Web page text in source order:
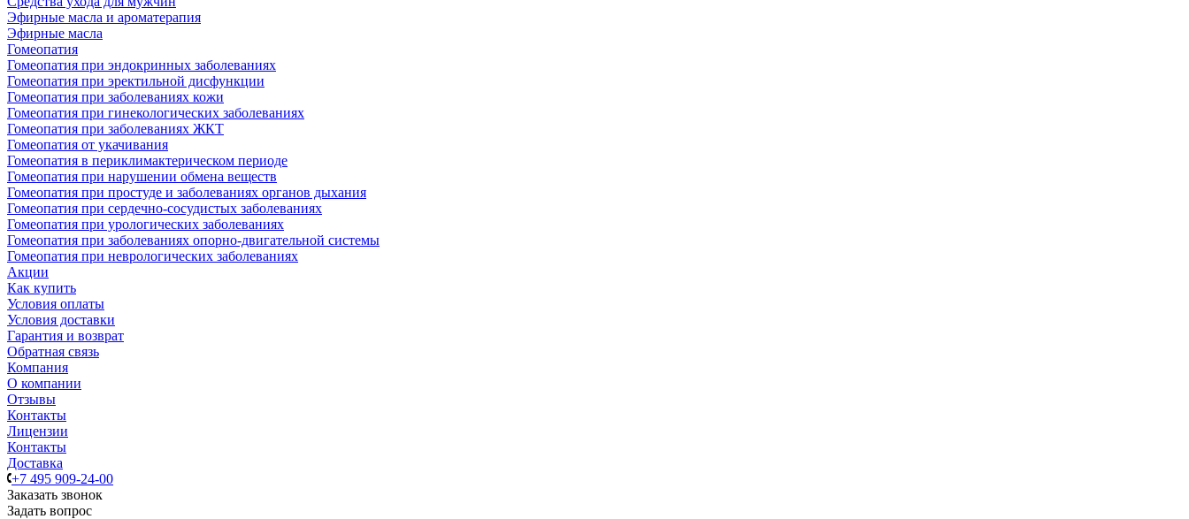
Эфирные масла и ароматерапия
Эфирные масла
Гомеопатия
Гомеопатия при эндокринных заболеваниях
Гомеопатия при эректильной дисфункции
Гомеопатия при заболеваниях кожи
Гомеопатия при гинекологических заболеваниях
Гомеопатия при заболеваниях ЖКТ
Гомеопатия от укачивания
Гомеопатия в периклимактерическом периоде
Гомеопатия при нарушении обмена веществ
Гомеопатия при простуде и заболеваниях органов дыхания
Гомеопатия при сердечно-сосудистых заболеваниях
Гомеопатия при урологических заболеваниях
Гомеопатия при заболеваниях опорно-двигательной системы
Гомеопатия при неврологических заболеваниях
Акции
Как купить
Условия оплаты
Условия доставки
Гарантия и возврат
Обратная связь
Компания
О компании
Отзывы
Контакты
Лицензии
Контакты
Доставка
+7 495 909-24-00
Заказать звонок
Задать вопрос